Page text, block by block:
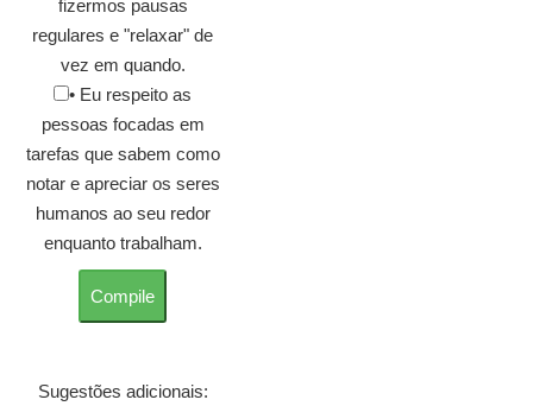
fizermos pausas
regulares e "relaxar" de
vez em quando.
• Eu respeito as
pessoas focadas em
tarefas que sabem como
notar e apreciar os seres
humanos ao seu redor
enquanto trabalham.
Sugestões adicionais: